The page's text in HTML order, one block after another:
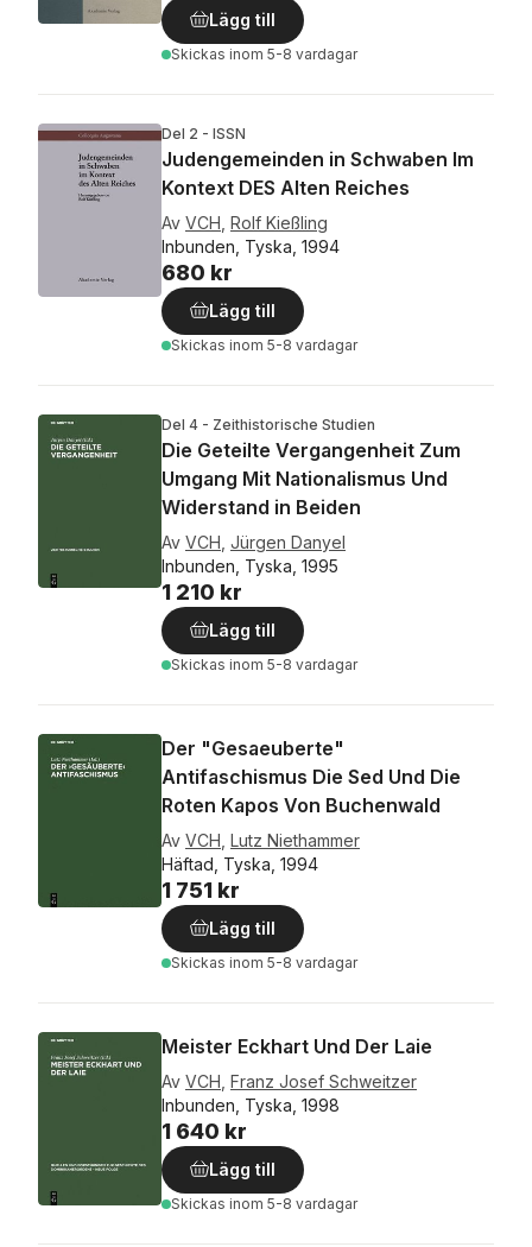
Lägg till
Skickas inom 5-8 vardagar
Del 2 - ISSN
Judengemeinden in Schwaben Im
Kontext DES Alten Reiches
Av VCH Rolf Kießling
Inbunden, Tyska, 1994
680 kr
Lägg till
Skickas inom 5-8 vardagar
Del 4 - Zeithistorische Studien
Die Geteilte Vergangenheit Zum
Umgang Mit Nationalismus Und
Widerstand in Beiden
Av VCH Jürgen Danyel
Inbunden, Tyska, 1995
1 210 kr
Lägg till
Skickas inom 5-8 vardagar
Der "Gesaeuberte"
Antifaschismus Die Sed Und Die
Roten Kapos Von Buchenwald
Av VCH Lutz Niethammer
Häftad, Tyska, 1994
1 751 kr
Lägg till
Skickas inom 5-8 vardagar
Meister Eckhart Und Der Laie
Av VCH Franz Josef Schweitzer
Inbunden, Tyska, 1998
1 640 kr
Lägg till
Skickas inom 5-8 vardagar